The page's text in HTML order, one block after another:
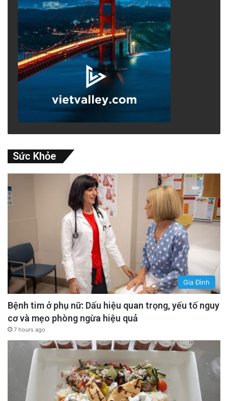
Sức Khỏe
Gia Đình
Bệnh tim ở phụ nữ: Dấu hiệu quan trọng, yếu tố nguy
cơ và mẹo phòng ngừa hiệu quả
7 hours ago